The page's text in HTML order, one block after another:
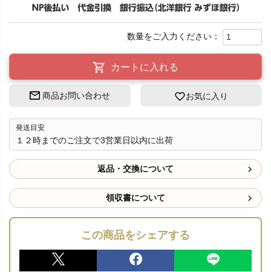
カートに入れる
商品お問い合わせ お気に入り
発送目安
１２時までのご注文で3営業日以内に出荷
返品・交換について
領収書について
この商品をシェアする